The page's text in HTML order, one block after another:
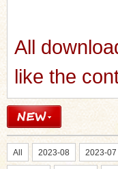
All
like the
All 2023-08 2023-07